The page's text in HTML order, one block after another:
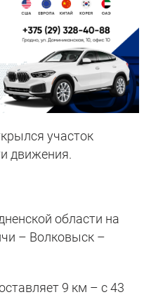
участок
движения.
области на
– Волковыск –
9 км – с 43